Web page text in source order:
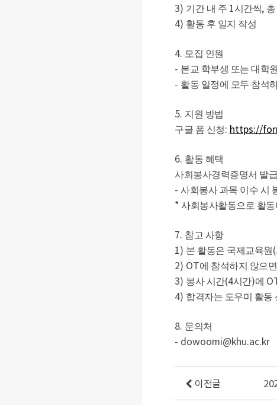
3) 기간 내 주 1시간씩, 총
4) 활동 후 일지 작성
4. 모집 인원
- 본교 학부생 또는 대학
- 활동 일정에 모두 참석
5. 지원 방법
구글 폼 신청: https://
6. 활동 혜택
사회봉사경력증명서 발급
- 사회봉사 과목 이수 시
* 사회봉사활동으로 활
7. 참고 사항
1) 본 활동은 국제교육원 (
2) OT에 참석하지 않으
3) 봉사 시간(4시간)에
4) 합격자는 도우미 활동
8. 문의처
- dowoomi@khu.ac.kr
이전글